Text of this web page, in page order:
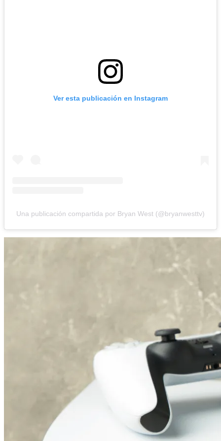
Ver esta publicación en Instagram
Una publicación compartida por Bryan West (@bryanwesttv)